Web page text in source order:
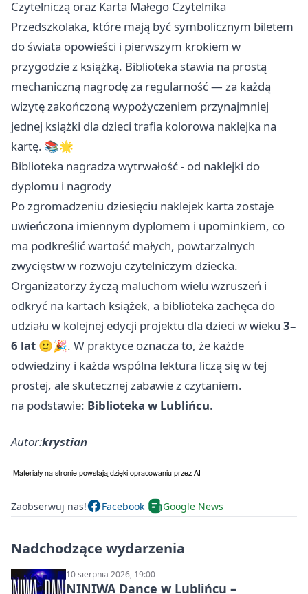
Czytelniczą oraz Karta Małego Czytelnika
Przedszkolaka, które mają być symbolicznym biletem
do świata opowieści i pierwszym krokiem w
przygodzie z książką. Biblioteka stawia na prostą
mechaniczną nagrodę za regularność — za każdą
wizytę zakończoną wypożyczeniem przynajmniej
jednej książki dla dzieci trafia kolorowa naklejka na
kartę. 📚🌟
Biblioteka nagradza wytrwałość - od naklejki do
dyplomu i nagrody
Po zgromadzeniu dziesięciu naklejek karta zostaje
uwieńczona imiennym dyplomem i upominkiem, co
ma podkreślić wartość małych, powtarzalnych
zwycięstw w rozwoju czytelniczym dziecka.
Organizatorzy życzą maluchom wielu wzruszeń i
odkryć na kartach książek, a biblioteka zachęca do
udziału w kolejnej edycji projektu dla dzieci w wieku 3–
6 lat 🙂🎉. W praktyce oznacza to, że każde
odwiedziny i każda wspólna lektura liczą się w tej
prostej, ale skutecznej zabawie z czytaniem.
na podstawie: Biblioteka w Lublińcu.
Autor:krystian
Zaobserwuj nas! Facebook Google News
Nadchodzące wydarzenia
10 sierpnia 2026, 19:00
NINIWA Dance w Lublińcu –